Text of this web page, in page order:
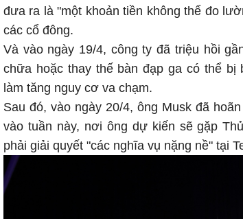
đưa ra là "một khoản tiền không thể đo
các cổ đông.
Và vào ngày 19/4, công ty đã triệu hồi
chữa hoặc thay thế bàn đạp ga có thể
làm tăng nguy cơ va chạm.
Sau đó, vào ngày 20/4, ông Musk đã
vào tuần này, nơi ông dự kiến sẽ gặp
phải giải quyết "các nghĩa vụ nặng nề" tại